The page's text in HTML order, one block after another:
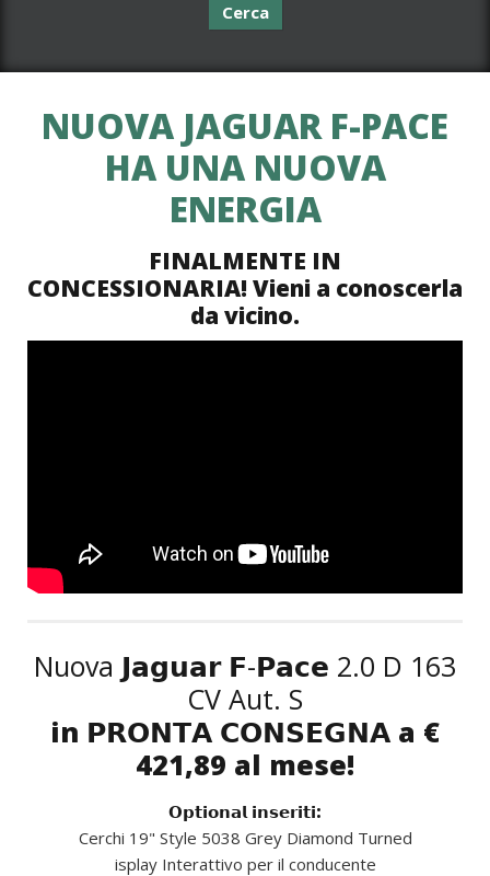
Cerca
NUOVA JAGUAR F-PACE
HA UNA NUOVA
ENERGIA
FINALMENTE IN
CONCESSIONARIA! Vieni a conoscerla
da vicino.
Nuova 𝗝𝗮𝗴𝘂𝗮𝗿 𝗙-𝗣𝗮𝗰𝗲 2.0 D 163
CV Aut. S
in 𝗣𝗥𝗢𝗡𝗧𝗔 𝗖𝗢𝗡𝗦𝗘𝗚𝗡𝗔 a €
421,89 al mese!
𝗢𝗽𝘁𝗶𝗼𝗻𝗮𝗹 𝗶𝗻𝘀𝗲𝗿𝗶𝘁𝗶:
Cerchi 19" Style 5038 Grey Diamond Turned
isplay Interattivo per il conducente